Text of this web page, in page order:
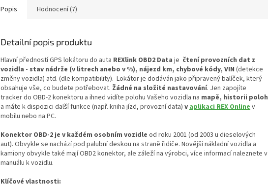
Popis Hodnocení (7)
Detailní popis produktu
Hlavní předností GPS lokátoru do auta REXlink OBD2 Data je čtení provozních dat z
vozidla - stav nádrže (v litrech anebo v %), nájezd km, chybové kódy, VIN (detekce
změny vozidla) atd. (dle kompatibility). Lokátor je dodáván jako připravený balíček, který
obsahuje vše, co budete potřebovat. Žádné na složité nastavování. Jen zapojíte
tracker do OBD-2 konektoru a ihned vidíte polohu Vašeho vozidla na mapě, historii poloh
a máte k dispozici další funkce (např. kniha jízd, provozní data) v aplikaci REX Online v
mobilu nebo na PC.
Konektor OBD-2 je v každém osobním vozidle od roku 2001 (od 2003 u dieselových
aut). Obvykle se nachází pod palubní deskou na straně řidiče. Novější nákladní vozidla a
kamiony obvykle také mají OBD2 konektor, ale záleží na výrobci, více informací naleznete v
manuálu k vozidlu.
Klíčové vlastnosti: